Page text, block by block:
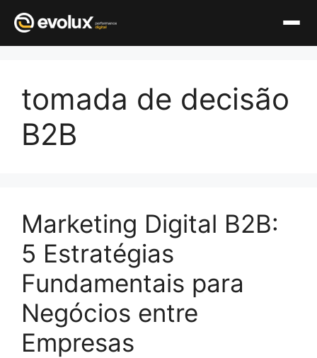
conteúdo
tomada de decisão
B2B
Marketing Digital B2B:
5 Estratégias
Fundamentais para
Negócios entre
Empresas